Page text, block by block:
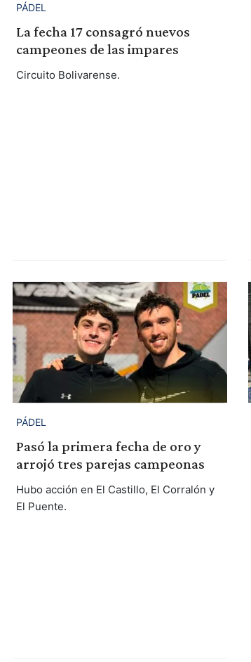
PÁDEL
La fecha 17 consagró nuevos
campeones de las impares
Circuito Bolivarense.
PÁDEL
Pasó la primera fecha de oro y
arrojó tres parejas campeonas
Hubo acción en El Castillo, El Corralón y
El Puente.